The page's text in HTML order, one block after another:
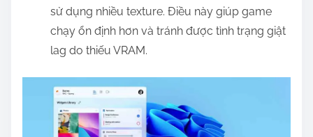
sử dụng nhiều texture. Điều này giúp game
chạy ổn định hơn và tránh được tình trạng giật
lag do thiếu VRAM.